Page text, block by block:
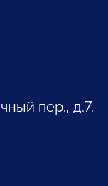
пер., д.7.